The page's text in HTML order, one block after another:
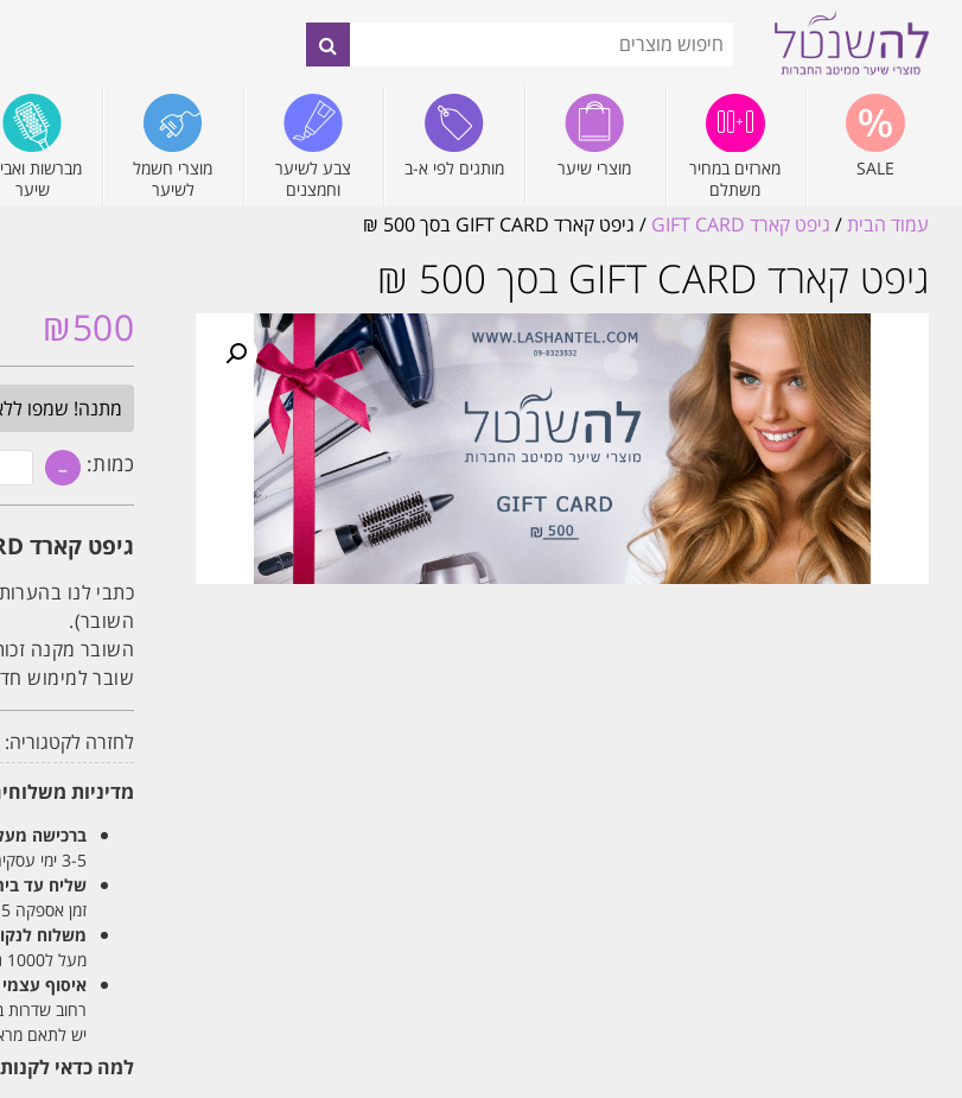
SALE
מארזים במחיר
משתלם
מוצרי שיער מותגים לפי א-ב
צבע לשיער
וחמצנים
מוצרי חשמל
לשיער
מברשות
שיער
עמוד הבית/ גיפט קארד GIFT CARD / גיפט קארד GIFT CARD בסך 500 ₪
גיפט קארד GIFT CARD בסך 500 ₪
₪500
מתנה! שמפו ללא
כמות: - כמות
של
GIFT
500
גיפט קארד GIFT CARD – המתנה המושלמת לכל אישה/אמא/חברה/מארחת.
כתבי לנו
השובר).
השובר מקנה
שובר למימוש
לחזרה לקטגוריה:
מדיניות
ברכישה מעל 199
3-5 ימי עסקים.
שליח עד
זמן אספקה 3-5 ימי עסקים.
משלוח
מעל ל1000 נקודות ברחבי הארץ. זמן אספקה 5-8 ימי עסקים.
איסוף עצמי
רחוב שדרות בנימין 10 נתניה/ רחוב פנקס
יש לתאם מראש
למה כדאי